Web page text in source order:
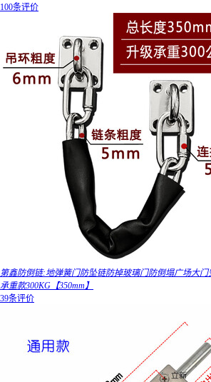
100条评价
第鑫防倒链:地弹簧门防坠链防掉玻璃门防倒塌广场大
承重款300KG【350mm】
39条评价